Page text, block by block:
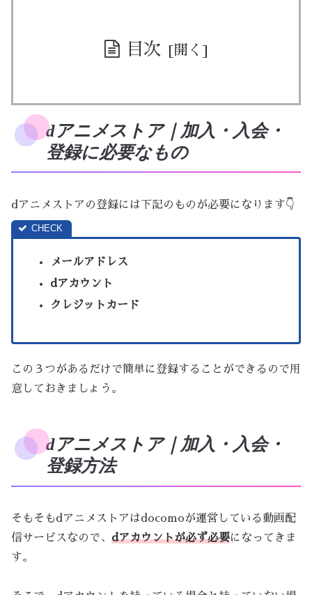
目次
dアニメストア｜加入・入会・
登録に必要なもの
dアニメストアの登録には下記のものが必要になります👇
メールアドレス
dアカウント
クレジットカード
この３つがあるだけで簡単に登録することができるので用
意しておきましょう。
dアニメストア｜加入・入会・
登録方法
そもそもdアニメストアはdocomoが運営している動画配
信サービスなので、 dアカウントが必ず必要になってきま
す。